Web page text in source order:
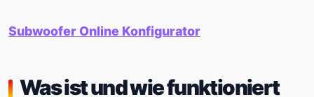
Subwoofer Online Konfigurator
Was ist und wie funktioniert